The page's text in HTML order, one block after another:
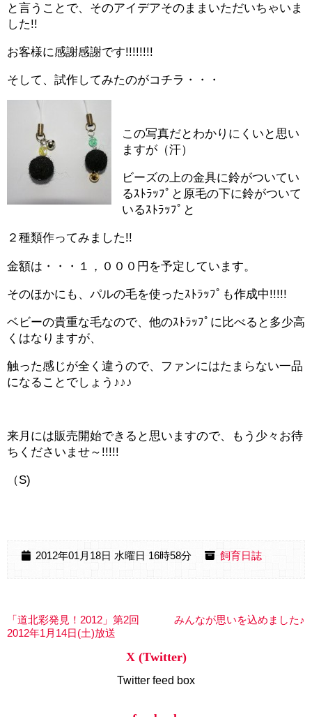
と言うことで、そのアイデアそのままいただいちゃいま
した!!
お客様に感謝感謝です!!!!!!!!
そして、試作してみたのがコチラ・・・
この写真だとわかりにくいと思い
ますが（汗）
ビーズの上の金具に鈴がついてい
るｽﾄﾗｯﾌﾟと原毛の下に鈴がついて
いるｽﾄﾗｯﾌﾟと
２種類作ってみました!!
金額は・・・１，０００円を予定しています。
そのほかにも、パルの毛を使ったｽﾄﾗｯﾌﾟも作成中!!!!!
ベビーの貴重な毛なので、他のｽﾄﾗｯﾌﾟに比べると多少高
くはなりますが、
触った感じが全く違うので、ファンにはたまらない一品
になることでしょう♪♪♪
来月には販売開始できると思いますので、もう少々お待
ちくださいませ～!!!!!
（S)
2012年01月18日 水曜日 16時58分 飼育日誌
「道北彩発見！2012」第2回
2012年1月14日(土)放送
みんなが思いを込めました♪
X (Twitter)
Twitter feed box